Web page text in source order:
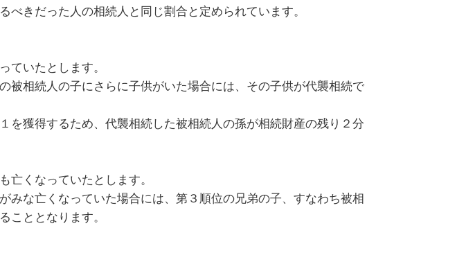
きだった人の相続人と同じ割合と定められています。
ていたとします。
被相続人の子にさらに子供がいた場合には、その子供が代襲相続で
を獲得するため、代襲相続した被相続人の孫が相続財産の残り２分
亡くなっていたとします。
みな亡くなっていた場合には、第３順位の兄弟の子、すなわち被相
こととなります。